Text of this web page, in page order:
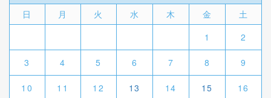
日
月 火 水 木 金
土
1
2
3 4 5 6 7 8 9
10 11 12 13 14 15 16